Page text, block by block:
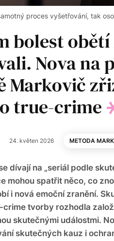
proces vyšetřování, tak
bolest
Nova na
Markovič
true-crime
24. květen 2026 METODA
dívají na „seriál podle
mohou spatřit něco, co
i nová emoční zranění.
crime tvorby rozhodla
skutečnými událostmi.
skutečných kauz i